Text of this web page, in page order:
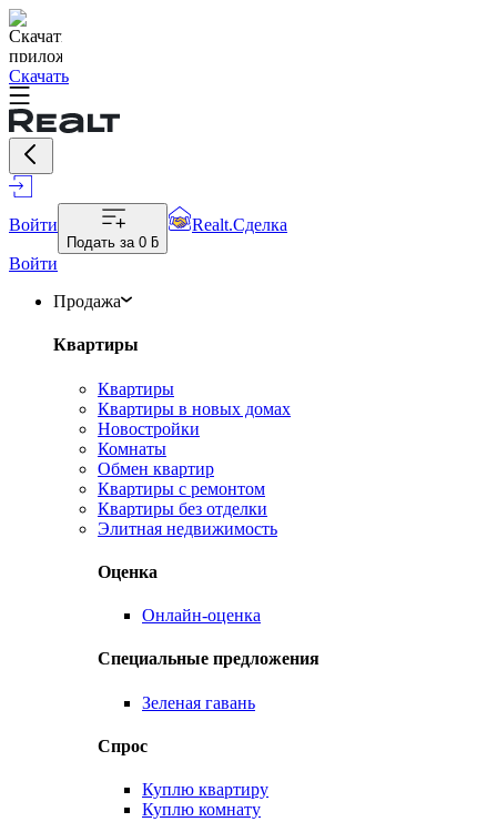
Скачать
Войти
Подать за 0 ƃ
Realt.Сделка
Войти
Продажа
Квартиры
Квартиры
Квартиры в новых домах
Новостройки
Комнаты
Обмен квартир
Квартиры с ремонтом
Квартиры без отделки
Элитная недвижимость
Оценка
Онлайн-оценка
Специальные предложения
Зеленая гавань
Спрос
Куплю квартиру
Куплю комнату